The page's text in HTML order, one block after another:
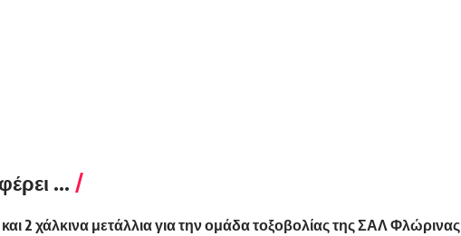
...
2 χάλκινα μετάλλια για την ομάδα τοξοβολίας της ΣΑΛ Φλώρινας